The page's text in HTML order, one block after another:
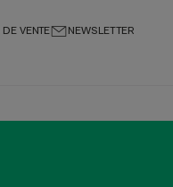
DE VENTE NEWSLETTER